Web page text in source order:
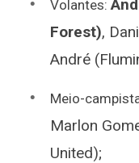
Volantes:
Forest),
André
Meio-
Marlon
United);